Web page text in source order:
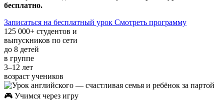
бесплатно.
Записаться на бесплатный урок Смотреть программу
125 000+ студентов и
выпускников по сети
до 8 детей
в группе
3–12 лет
возраст учеников
🎮 Учимся через игру